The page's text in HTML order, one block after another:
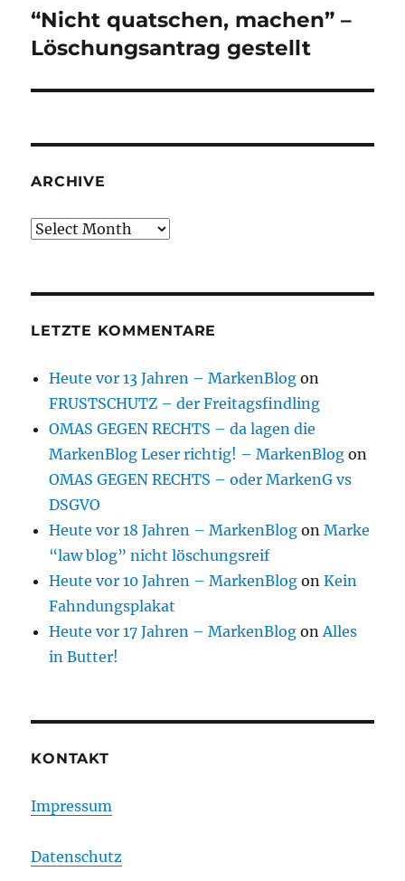
Next
post:
“Nicht quatschen, machen” –
Löschungsantrag gestellt
ARCHIVE
Archive
LETZTE KOMMENTARE
Heute vor 13 Jahren – MarkenBlog on
FRUSTSCHUTZ – der Freitagsfindling
OMAS GEGEN RECHTS – da lagen die
MarkenBlog Leser richtig! – MarkenBlog on
OMAS GEGEN RECHTS – oder MarkenG vs
DSGVO
Heute vor 18 Jahren – MarkenBlog onMarke
“law blog” nicht löschungsreif
Heute vor 10 Jahren – MarkenBlog onKein
Fahndungsplakat
Heute vor 17 Jahren – MarkenBlog onAlles
in Butter!
KONTAKT
Impressum
Datenschutz